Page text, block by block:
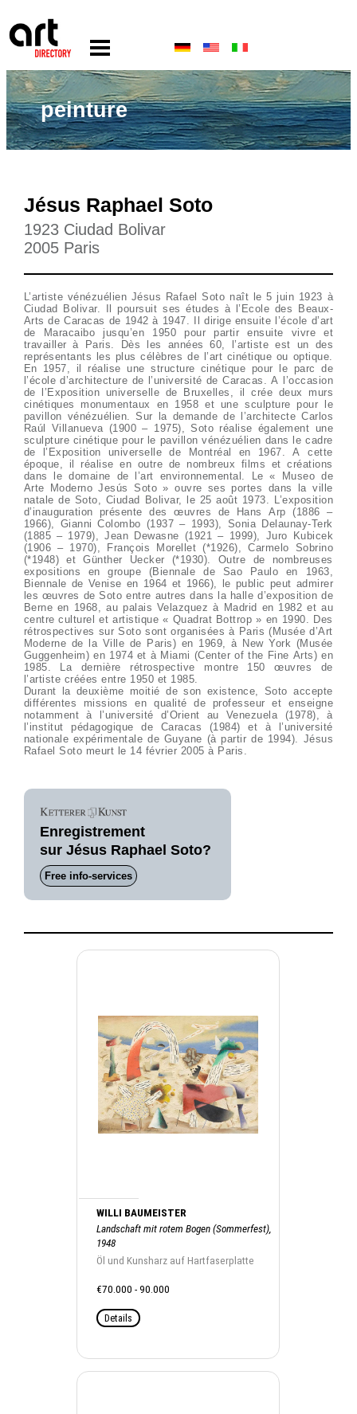
peinture
Jésus Raphael Soto
1923 Ciudad Bolivar
2005 Paris
L’artiste vénézuélien Jésus Rafael Soto naît le 5 juin 1923 à
Ciudad Bolivar. Il poursuit ses études à l’Ecole des Beaux-
Arts de Caracas de 1942 à 1947. Il dirige ensuite l’école d’art
de Maracaibo jusqu’en 1950 pour partir ensuite vivre et
travailler à Paris. Dès les années 60, l’artiste est un des
représentants les plus célèbres de l’art cinétique ou optique.
En 1957, il réalise une structure cinétique pour le parc de
l’école d’architecture de l’université de Caracas. A l’occasion
de l’Exposition universelle de Bruxelles, il crée deux murs
cinétiques monumentaux en 1958 et une sculpture pour le
pavillon vénézuélien. Sur la demande de l’architecte Carlos
Raúl Villanueva (1900 – 1975), Soto réalise également une
sculpture cinétique pour le pavillon vénézuélien dans le cadre
de l’Exposition universelle de Montréal en 1967. A cette
époque, il réalise en outre de nombreux films et créations
dans le domaine de l’art environnemental. Le « Museo de
Arte Moderno Jesús Soto » ouvre ses portes dans la ville
natale de Soto, Ciudad Bolivar, le 25 août 1973. L’exposition
d’inauguration présente des œuvres de Hans Arp (1886 –
1966), Gianni Colombo (1937 – 1993), Sonia Delaunay-Terk
(1885 – 1979), Jean Dewasne (1921 – 1999), Juro Kubicek
(1906 – 1970), François Morellet (*1926), Carmelo Sobrino
(*1948) et Günther Uecker (*1930). Outre de nombreuses
expositions en groupe (Biennale de Sao Paulo en 1963,
Biennale de Venise en 1964 et 1966), le public peut admirer
les œuvres de Soto entre autres dans la halle d’exposition de
Berne en 1968, au palais Velazquez à Madrid en 1982 et au
centre culturel et artistique « Quadrat Bottrop » en 1990. Des
rétrospectives sur Soto sont organisées à Paris (Musée d’Art
Moderne de la Ville de Paris) en 1969, à New York (Musée
Guggenheim) en 1974 et à Miami (Center of the Fine Arts) en
1985. La dernière rétrospective montre 150 œuvres de
l’artiste créées entre 1950 et 1985.
Durant la deuxième moitié de son existence, Soto accepte
différentes missions en qualité de professeur et enseigne
notamment à l’université d’Orient au Venezuela (1978), à
l’institut pédagogique de Caracas (1984) et à l’université
nationale expérimentale de Guyane (à partir de 1994). Jésus
Rafael Soto meurt le 14 février 2005 à Paris.
Enregistrement
sur Jésus Raphael Soto?
Free info-services
WILLI BAUMEISTER
Landschaft mit rotem Bogen (Sommerfest),
1948
Öl und Kunsharz auf Hartfaserplatte
€70.000 - 90.000
Details